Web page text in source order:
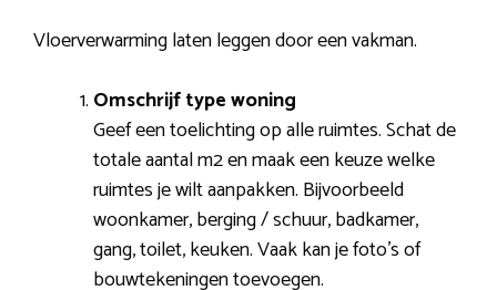
Vloerverwarming laten leggen door een vakman.
Omschrijf type woning
Geef een toelichting op alle ruimtes. Schat de
totale aantal m2 en maak een keuze welke
ruimtes je wilt aanpakken. Bijvoorbeeld
woonkamer, berging / schuur, badkamer,
gang, toilet, keuken. Vaak kan je foto’s of
bouwtekeningen toevoegen.